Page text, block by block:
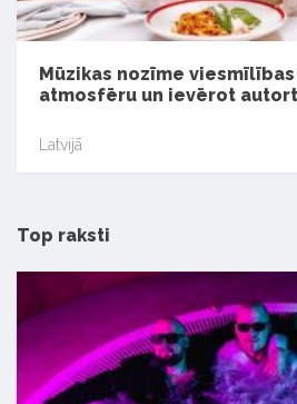
Mūzikas nozīme
atmosfēru un ievērot
Latvijā
Top raksti